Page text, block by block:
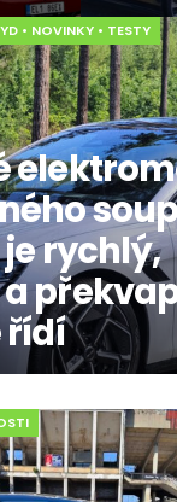
• NOVINKY • TESTY
je rychlý,
řídí